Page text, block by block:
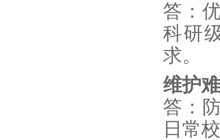
答：
科研
求。
维护
答：
日常